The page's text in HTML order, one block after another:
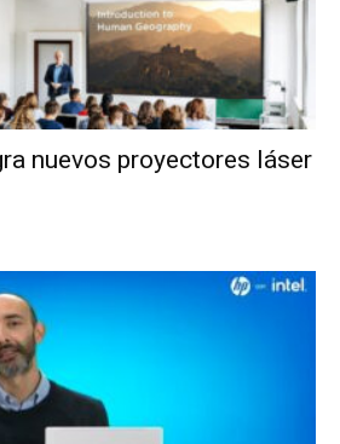
nuevos proyectores láser